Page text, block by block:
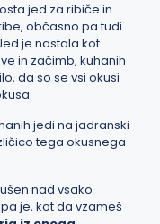
jed za ribiče in
občasno pa tudi
je nastala kot
in začimb, kuhanih
da so se vsi okusi
jedi na jadranski
tega okusnega
nad vsako
je, kot da vzameš